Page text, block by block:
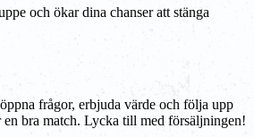
och ökar dina chanser att stänga
frågor, erbjuda värde och följa upp
en bra match. Lycka till med försäljningen!